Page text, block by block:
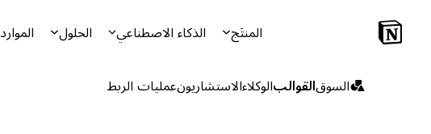
المنتَج الذكاء الاصطناعي الحلول الموارد
السوقالقوالبالوكلاءالاستشاريونعمليات الربط